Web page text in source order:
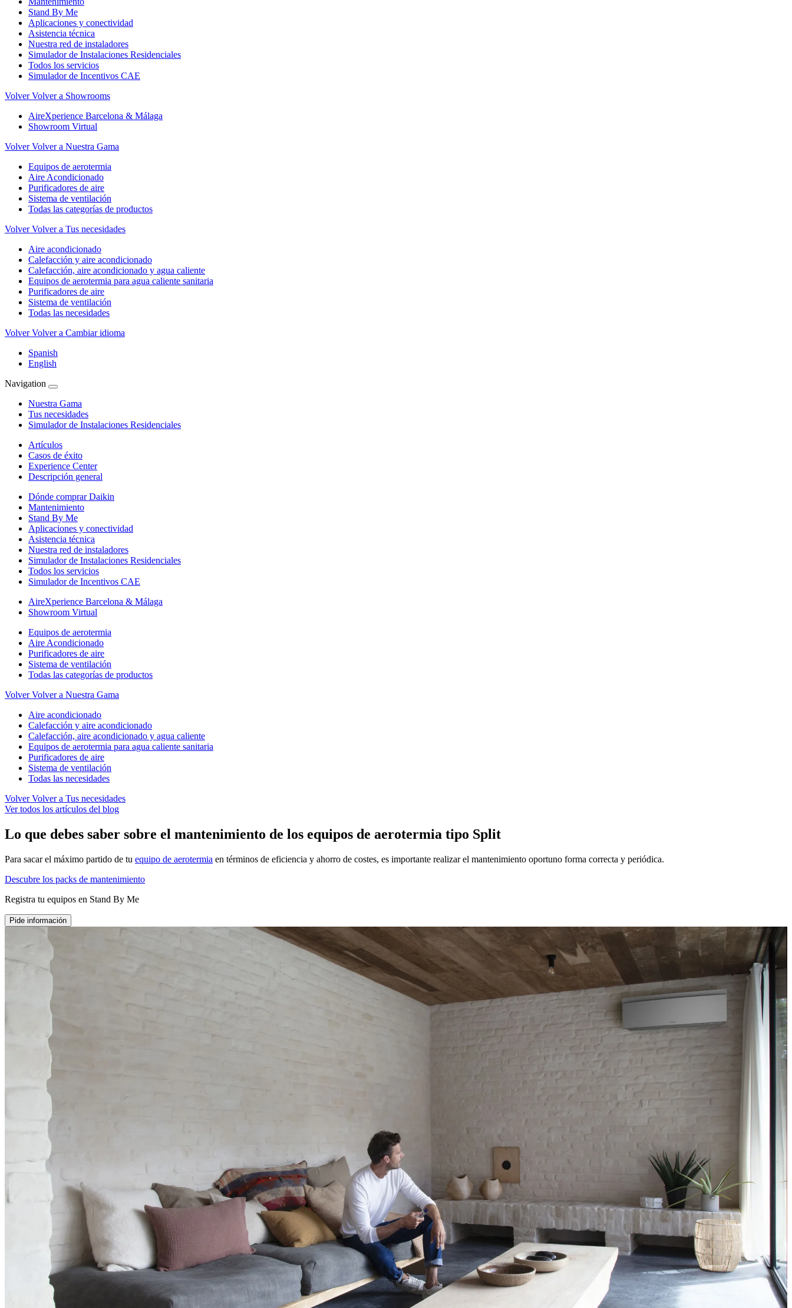
Stand By Me
Aplicaciones y conectividad
Asistencia técnica
Nuestra red de instaladores
Simulador de Instalaciones Residenciales
Todos los servicios
Simulador de Incentivos CAE
Volver Volver a Showrooms
AireXperience Barcelona & Málaga
Showroom Virtual
Volver Volver a Nuestra Gama
Equipos de aerotermia
Aire Acondicionado
Purificadores de aire
Sistema de ventilación
Todas las categorías de productos
Volver Volver a Tus necesidades
Aire acondicionado
Calefacción y aire acondicionado
Calefacción, aire acondicionado y agua caliente
Equipos de aerotermia para agua caliente sanitaria
Purificadores de aire
Sistema de ventilación
Todas las necesidades
Volver Volver a Cambiar idioma
Spanish
English
Navigation
Nuestra Gama
Tus necesidades
Simulador de Instalaciones Residenciales
Artículos
Casos de éxito
Experience Center
Descripción general
Dónde comprar Daikin
Mantenimiento
Stand By Me
Aplicaciones y conectividad
Asistencia técnica
Nuestra red de instaladores
Simulador de Instalaciones Residenciales
Todos los servicios
Simulador de Incentivos CAE
AireXperience Barcelona & Málaga
Showroom Virtual
Equipos de aerotermia
Aire Acondicionado
Purificadores de aire
Sistema de ventilación
Todas las categorías de productos
Volver Volver a Nuestra Gama
Aire acondicionado
Calefacción y aire acondicionado
Calefacción, aire acondicionado y agua caliente
Equipos de aerotermia para agua caliente sanitaria
Purificadores de aire
Sistema de ventilación
Todas las necesidades
Volver Volver a Tus necesidades
Ver todos los artículos del blog
Lo que debes saber sobre el mantenimiento de los equipos de aerotermia tipo Split
Para sacar el máximo partido de tu equipo de aerotermia en términos de eficiencia y ahorro de costes, es importante realizar el mantenimiento oportuno forma correcta y periódica.
Descubre los packs de mantenimiento
Registra tu equipos en Stand By Me
Pide información